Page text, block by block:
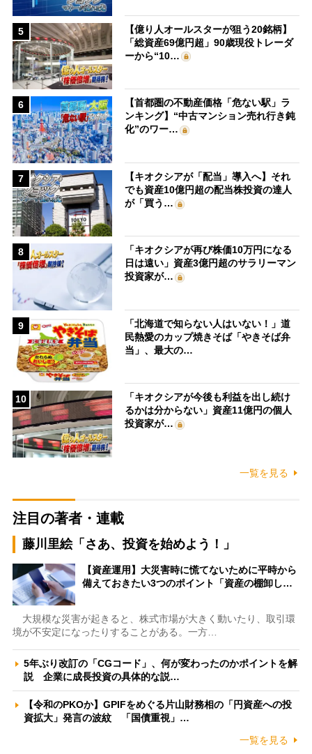
5
【億り人オールスターが狙う20銘柄】
「総資産69億円超」90歳現役トレーダ
ーから“10…
6
【首都圏の不動産価格「危ない駅」ラ
ンキング】“中古マンション売れ行き鈍
化”のワー…
7
【キオクシアが「配当」導入へ】それ
でも資産10億円超の配当株投資の達人
が「買う…
8
「キオクシアが再び株価10万円になる
日は遠い」資産3億円超のサラリーマン
投資家が…
9
「北海道で知らない人はいない！」道
民熱愛のカップ焼きそば「やきそば弁
当」、最大の…
10
「キオクシアが今後も利益を出し続け
るかは分からない」資産11億円の個人
投資家が…
一覧を見る
注目の著者・連載
藤川里絵「さあ、投資を始めよう！」
【資産運用】大災害時に慌てないために平時から
備えておきたい3つのポイント「資産の棚卸し…
大規模な災害が起きると、株式市場が大きく動いたり、取引環
境が不安定になったりすることがある。一方…
5年ぶり改訂の「CGコード」、何が変わったのかポイントを解
説 企業に成長投資の具体的な説…
【令和のPKOか】GPIFをめぐる片山財務相の「円資産への投
資拡大」発言の波紋 「国債重視」…
一覧を見る